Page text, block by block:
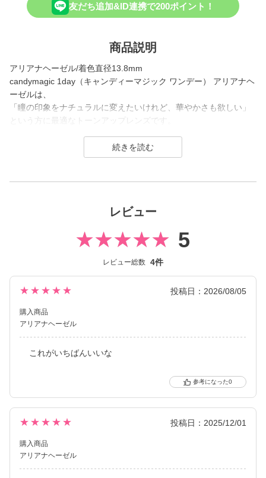
友だち追加&ID連携で200ポイント！
商品説明
アリアナヘーゼル/着色直径13.8mm
candymagic 1day（キャンディーマジック ワンデー） アリアナヘ
ーゼルは、
「瞳の印象をナチュラルに変えたいけれど、華やかさも欲しい」
という方に最適なトーンアップレンズです。
なヘーゼルカラーが顔全体をパッと明るく見せてくれます。
休日のお出かけや、色素薄い系の垢抜けメイクに挑戦したい時に
レンズ直径(DIA)14.5㎜の大きめレンズで瞳を大きく魅せながら、
今っぽく瞳を引き立てる
ナチュラル系・ハーフ系・盛り系までバリエーション豊富に揃え
2021年にはブルーライトカット機能・UVカット機能付きの
ハイスペックレンズへとリニューアル！
更に2025年にはブルーライトカット機能が独自の新技術で、より
待望の乱視用カラコン candymagic toric（キャンディーマジッ
ク トーリック）も新登場しました。
より可愛く、より瞳に優しく進化し続けるブランドです。
レビュー
5
レビュー総数 4件
★★★★★ 投稿日：2026/08/05
購入商品
アリアナヘーゼル
これがいちばんいいな
0
★★★★★ 投稿日：2025/12/01
購入商品
アリアナヘーゼル